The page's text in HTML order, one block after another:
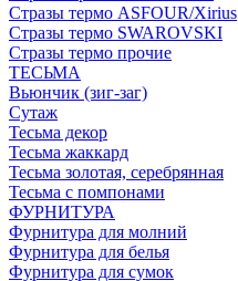
Стразы термо ASFOUR/Xirius
Стразы термо SWAROVSKI
Стразы термо прочие
ТЕСЬМА
Вьюнчик (зиг-заг)
Сутаж
Тесьма декор
Тесьма жаккард
Тесьма золотая, серебрянная
Тесьма с помпонами
ФУРНИТУРА
Фурнитура для молний
Фурнитура для белья
Фурнитура для сумок